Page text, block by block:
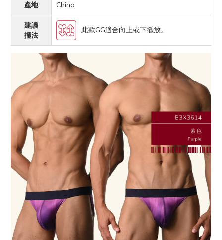
產地 China
建議
擺法
此款GG適合向上或下擺放。